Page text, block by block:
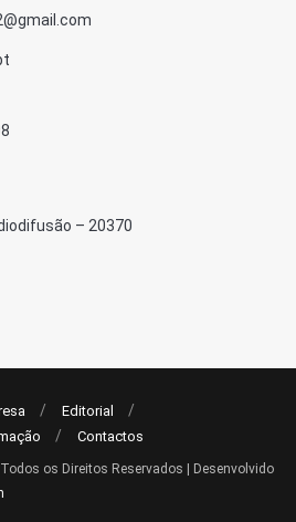
– 20370
Editorial
Contactos
os Direitos Reservados | Desenvolvido